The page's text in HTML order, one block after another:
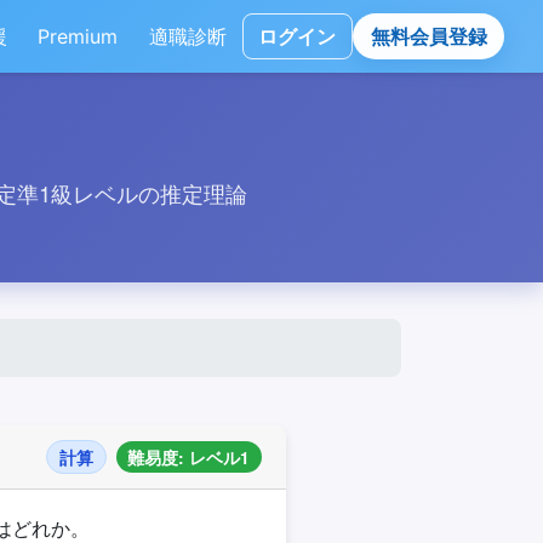
Premium 適職診断 ログイン 無料会員登録
準1級レベルの推定理論
計算 難易度: レベル1
れか。